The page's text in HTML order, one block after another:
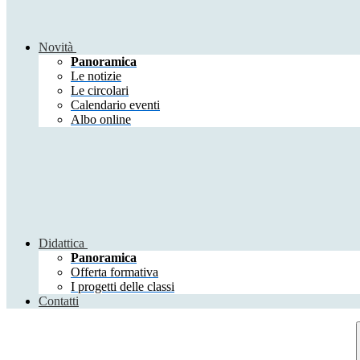
Novità
Panoramica
Le notizie
Le circolari
Calendario eventi
Albo online
Didattica
Panoramica
Offerta formativa
I progetti delle classi
Contatti